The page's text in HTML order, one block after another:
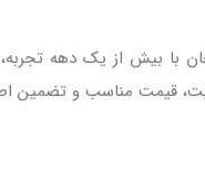
با بیش از یک دهه
قیمت مناسب و تضمین